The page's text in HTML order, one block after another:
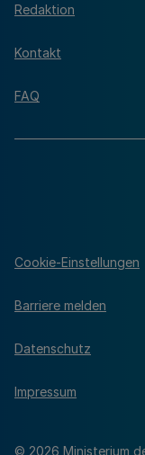
Redaktion
Kontakt
FAQ
© 2026 Ministerium
Cookie-Einstellungen
Barriere melden
Datenschutz
Impressum